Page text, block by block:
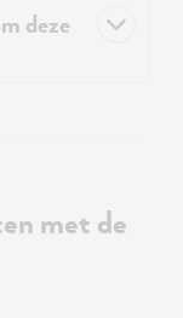
deze
met de